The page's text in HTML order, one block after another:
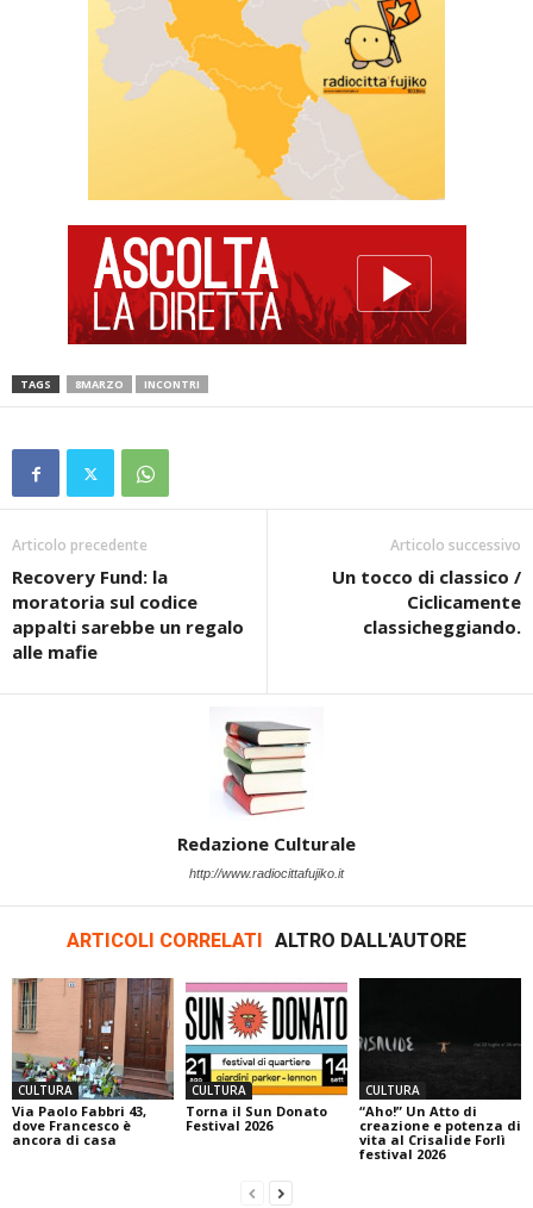
TAGS 8MARZO INCONTRI
Articolo precedente
Recovery Fund: la
moratoria sul codice
appalti sarebbe un regalo
alle mafie
Articolo successivo
Un tocco di classico /
Ciclicamente
classicheggiando.
Redazione Culturale
http://www.radiocittafujiko.it
ARTICOLI CORRELATI ALTRO DALL'AUTORE
CULTURA
Via Paolo Fabbri 43,
dove Francesco è
ancora di casa
CULTURA
Torna il Sun Donato
Festival 2026
CULTURA
“Aho!” Un Atto di
creazione e potenza di
vita al Crisalide Forlì
festival 2026